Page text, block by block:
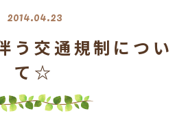
2014.04.23
う交通規制につい
て☆